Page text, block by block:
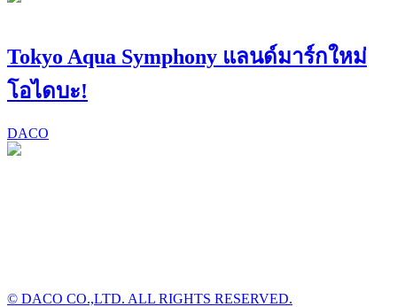
Tokyo Aqua Symphony แลนด์มาร์กใหม่
โอไดบะ!
DACO
© DACO CO.,LTD. ALL RIGHTS RESERVED.